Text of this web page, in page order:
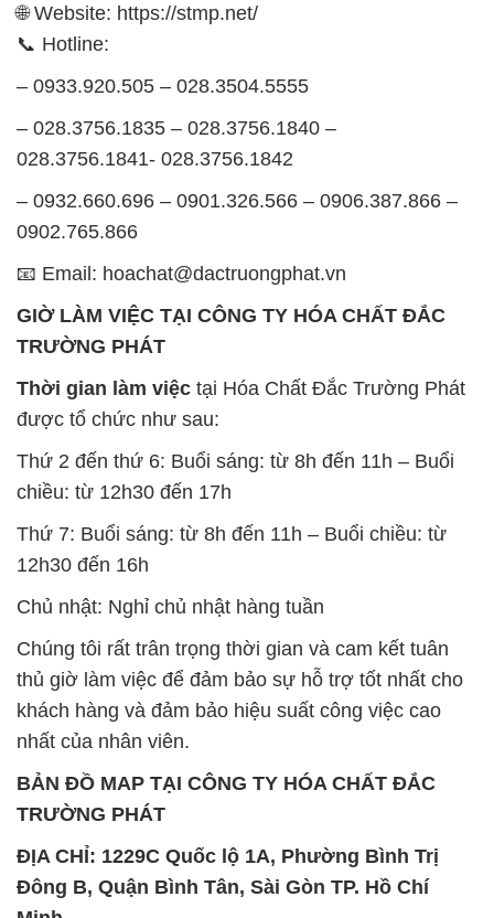
🌐 Website: https://stmp.net/
📞 Hotline:
– 0933.920.505 – 028.3504.5555
– 028.3756.1835 – 028.3756.1840 –
028.3756.1841- 028.3756.1842
– 0932.660.696 – 0901.326.566 – 0906.387.866 –
0902.765.866
📧 Email: hoachat@dactruongphat.vn
GIỜ LÀM VIỆC TẠI CÔNG TY HÓA CHẤT ĐẮC
TRƯỜNG PHÁT
Thời gian làm việc tại Hóa Chất Đắc Trường Phát
được tổ chức như sau:
Thứ 2 đến thứ 6: Buổi sáng: từ 8h đến 11h – Buổi
chiều: từ 12h30 đến 17h
Thứ 7: Buổi sáng: từ 8h đến 11h – Buổi chiều: từ
12h30 đến 16h
Chủ nhật: Nghỉ chủ nhật hàng tuần
Chúng tôi rất trân trọng thời gian và cam kết tuân
thủ giờ làm việc để đảm bảo sự hỗ trợ tốt nhất cho
khách hàng và đảm bảo hiệu suất công việc cao
nhất của nhân viên.
BẢN ĐỒ MAP TẠI CÔNG TY HÓA CHẤT ĐẮC
TRƯỜNG PHÁT
ĐỊA CHỈ: 1229C Quốc lộ 1A, Phường Bình Trị
Đông B, Quận Bình Tân, Sài Gòn TP. Hồ Chí